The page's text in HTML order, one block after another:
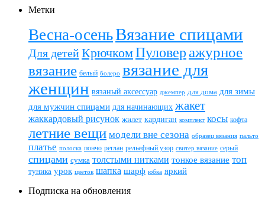
Метки
Весна-осеньВязание спицами
Для детейКрючкомПуловер ажурное
вязание белый болеро вязание для
женщин вязаный аксессуар джемпер для дома для зимы
для мужчин спицами для начинающих жакет
жаккардовый рисунок жилет кардиган комплект косы кофта
летние вещи модели вне сезона образец вязания пальто
платье полоска пончо реглан рельефный узор свитер вязание серый
спицами сумка толстыми нитками тонкое вязание топ
туника урок цветок шапка шарф юбка яркий
Подписка на обновления